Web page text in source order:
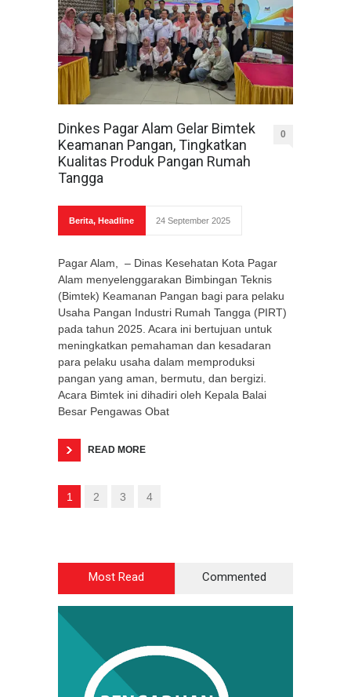
Dinkes Pagar Alam Gelar Bimtek
Keamanan Pangan, Tingkatkan
Kualitas Produk Pangan Rumah
Tangga
0
Berita, Headline 24 September 2025
Pagar Alam, – Dinas Kesehatan Kota Pagar
Alam menyelenggarakan Bimbingan Teknis
(Bimtek) Keamanan Pangan bagi para pelaku
Usaha Pangan Industri Rumah Tangga (PIRT)
pada tahun 2025. Acara ini bertujuan untuk
meningkatkan pemahaman dan kesadaran
para pelaku usaha dalam memproduksi
pangan yang aman, bermutu, dan bergizi.
Acara Bimtek ini dihadiri oleh Kepala Balai
Besar Pengawas Obat
READ MORE
1 2 3 4
Most Read Commented